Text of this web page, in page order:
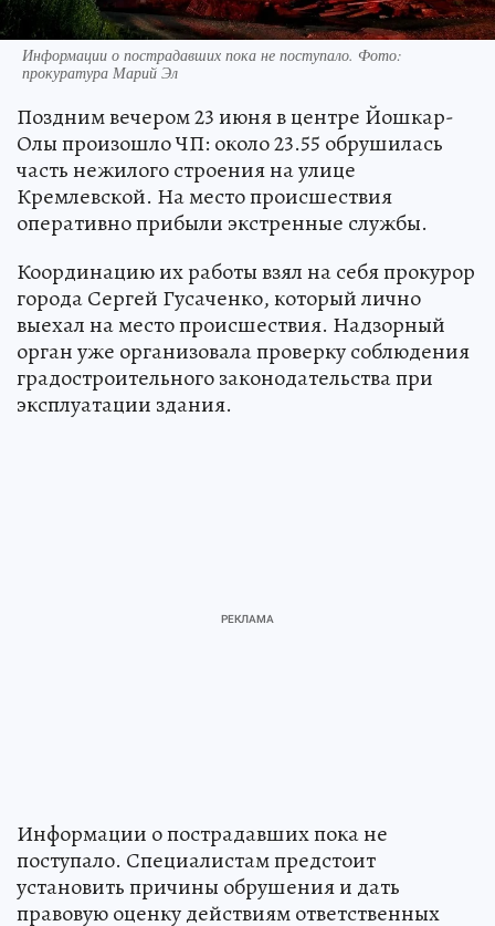
Информации о пострадавших пока не поступало. Фото:
прокуратура Марий Эл
Поздним вечером 23 июня в центре Йошкар-
Олы произошло ЧП: около 23.55 обрушилась
часть нежилого строения на улице
Кремлевской. На место происшествия
оперативно прибыли экстренные службы.
Координацию их работы взял на себя прокурор
города Сергей Гусаченко, который лично
выехал на место происшествия. Надзорный
орган уже организовала проверку соблюдения
градостроительного законодательства при
эксплуатации здания.
Информации о пострадавших пока не
поступало. Специалистам предстоит
установить причины обрушения и дать
правовую оценку действиям ответственных